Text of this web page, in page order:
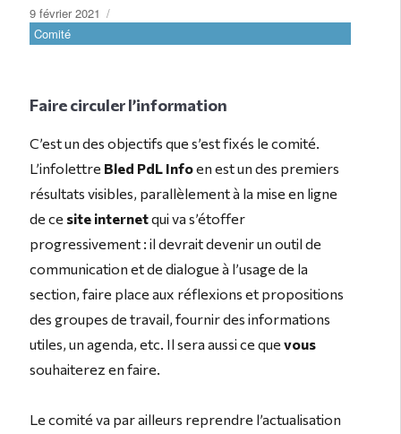
Publié
le
9 février 2021
Comité
Faire circuler l’information
C’est un des objectifs que s’est fixés le comité.
L’infolettre Bled PdL Infoen est un des premiers
résultats visibles, parallèlement à la mise en ligne
de ce site internetqui va s’étoffer
progressivement : il devrait devenir un outil de
communication et de dialogue à l’usage de la
section, faire place aux réflexions et propositions
des groupes de travail, fournir des informations
utiles, un agenda, etc. Il sera aussi ce que vous
souhaiterez en faire.
Le comité va par ailleurs reprendre l’actualisation